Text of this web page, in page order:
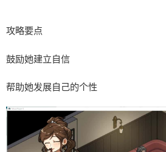
攻略要点
鼓励她建立自信
帮助她发展自己的个性